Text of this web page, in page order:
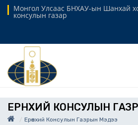
Монгол Улсаас БНХАУ-ын Шанхай
консулын газар
ЕРӨНХИЙ КОНСУЛЫН
Ерөнхий Консулын Газрын Мэдээ